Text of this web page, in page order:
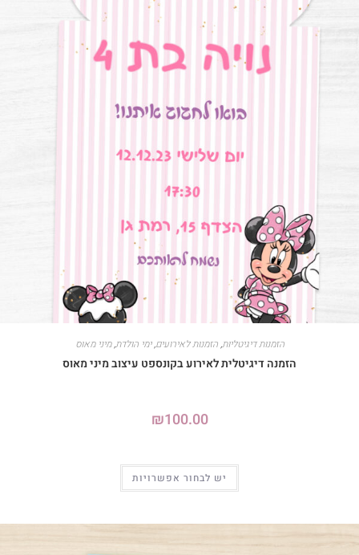
הזמנות דיגיטליות,הזמנות לאירועים,ימי הולדת,מיני מאוס
הזמנה דיגיטלית לאירוע בקונספט עיצוב מיני מאוס
₪100.00
יש לבחור אפשרויות